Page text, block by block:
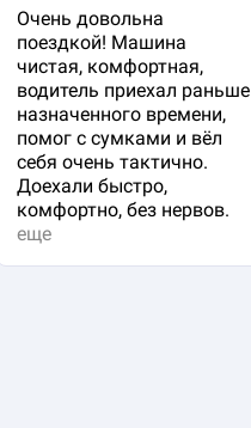
Очень довольна
поездкой! Машина
чистая, комфортная,
водитель приехал раньше
назначенного времени,
помог с сумками и вёл
себя очень тактично.
Доехали быстро,
комфортно, без нервов.
еще